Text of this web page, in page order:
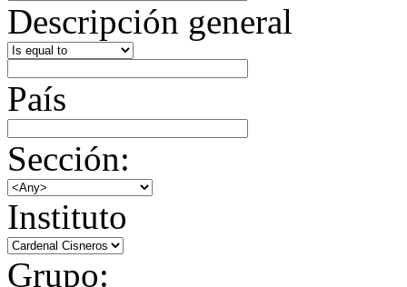
Descripción general
País
Sección:
Instituto
Grupo: